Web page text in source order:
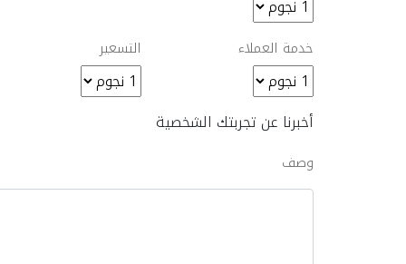
خدمة العملاء التسعير
أخبرنا عن تجربتك الشخصية
وصف